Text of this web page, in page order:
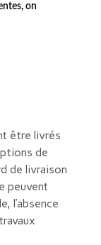
on
être livrés
de
de livraison
peuvent
l’absence